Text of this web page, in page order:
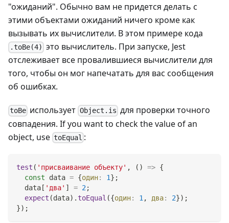
"ожиданий". Обычно вам не придется делать с
этими объектами ожиданий ничего кроме как
вызывать их вычислители. В этом примере кода
.toBe(4) это вычислитель. При запуске, Jest
отслеживает все провалившиеся вычислители для
того, чтобы он мог напечатать для вас сообщения
об ошибках.
toBe использует Object.is для проверки точного
совпадения. If you want to check the value of an
object, use toEqual :
test ( 'присваивание объекту' , ( ) => {
const data = {один: 1} ;
  data
[ 'два' ] = 2;
expect (data) . toEqual ({один: 1 , два: 2}) ;
}) ;